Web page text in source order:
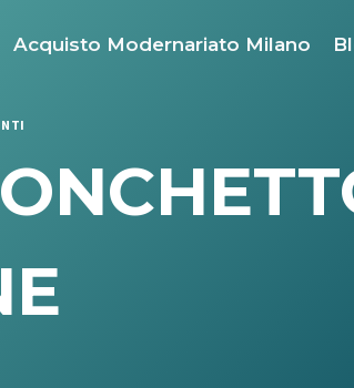
Acquisto Modernariato Milano